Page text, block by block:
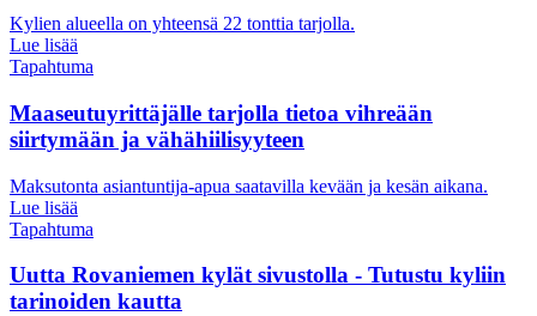
Kylien alueella on yhteensä 22 tonttia tarjolla.
Lue lisää
Tapahtuma
Maaseutuyrittäjälle tarjolla tietoa vihreään
siirtymään ja vähähiilisyyteen
Maksutonta asiantuntija-apua saatavilla kevään ja kesän aikana.
Lue lisää
Tapahtuma
Uutta Rovaniemen kylät sivustolla - Tutustu kyliin
tarinoiden kautta